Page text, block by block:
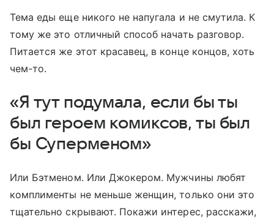
Тема еды еще никого не напугала и не смутила. К
тому же это отличный способ начать разговор.
Питается же этот красавец, в конце концов, хоть
чем-то.
«Я тут подумала, если бы ты
был героем комиксов, ты был
бы Суперменом»
Или Бэтменом. Или Джокером. Мужчины любят
комплименты не меньше женщин, только они это
тщательно скрывают. Покажи интерес, расскажи,